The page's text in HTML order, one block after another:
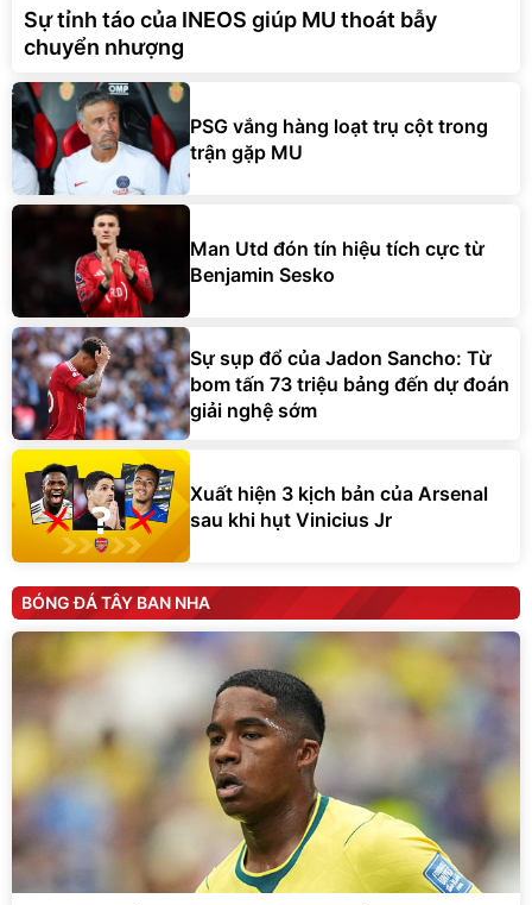
Sự tỉnh táo của INEOS giúp MU thoát bẫy
chuyển nhượng
PSG vắng hàng loạt trụ cột trong
trận gặp MU
Man Utd đón tín hiệu tích cực từ
Benjamin Sesko
Sự sụp đổ của Jadon Sancho: Từ
bom tấn 73 triệu bảng đến dự đoán
giải nghệ sớm
Xuất hiện 3 kịch bản của Arsenal
sau khi hụt Vinicius Jr
BÓNG ĐÁ TÂY BAN NHA